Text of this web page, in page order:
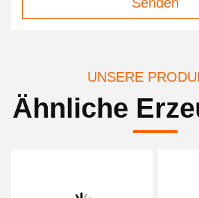
UNSERE
Ähnliche